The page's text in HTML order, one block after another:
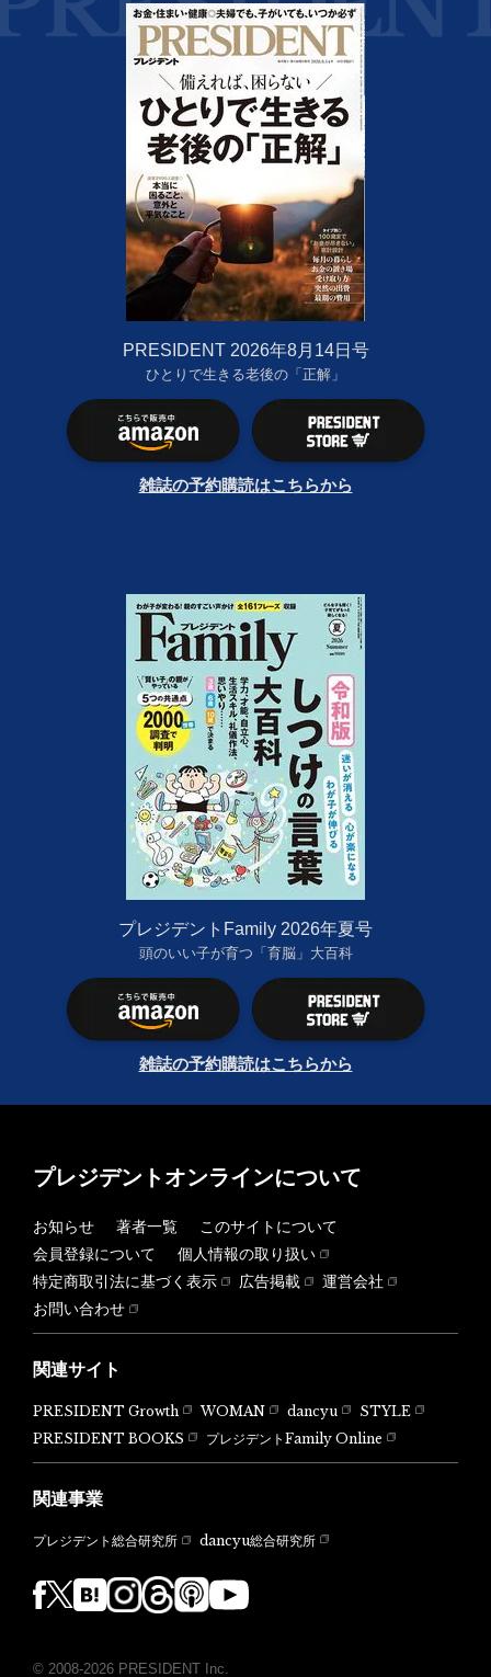
PRESIDENT 2026年8月14日号
ひとりで生きる老後の「正解」
雑誌の予約購読はこちらから
プレジデントFamily 2026年夏号
頭のいい子が育つ「育脳」大百科
雑誌の予約購読はこちらから
プレジデントオンラインについて
お知らせ 著者一覧
このサイトについて
会員登録について
個人情報の取り扱い
特定商取引法に基づく表示
広告掲載
運営会社
お問い合わせ
関連サイト
PRESIDENT Growth WOMAN dancyu
STYLE
PRESIDENT BOOKS
プレジデントFamily Online
関連事業
プレジデント総合研究所 dancyu総合研究所
© 2008-2026 PRESIDENT Inc.